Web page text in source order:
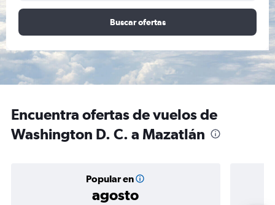
Buscar ofertas
Encuentra ofertas de vuelos de
Washington D. C. a Mazatlán
Popular en
agosto